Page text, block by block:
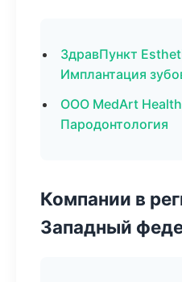
ЗдравПункт
Имплантация
ООО MedArt
Пародонтология
Компании в
Западный